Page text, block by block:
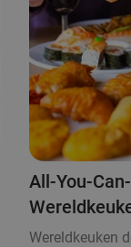
All-You-
Wereldkeuken